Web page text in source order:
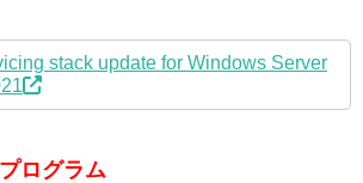
stack update for Windows Server
ログラム